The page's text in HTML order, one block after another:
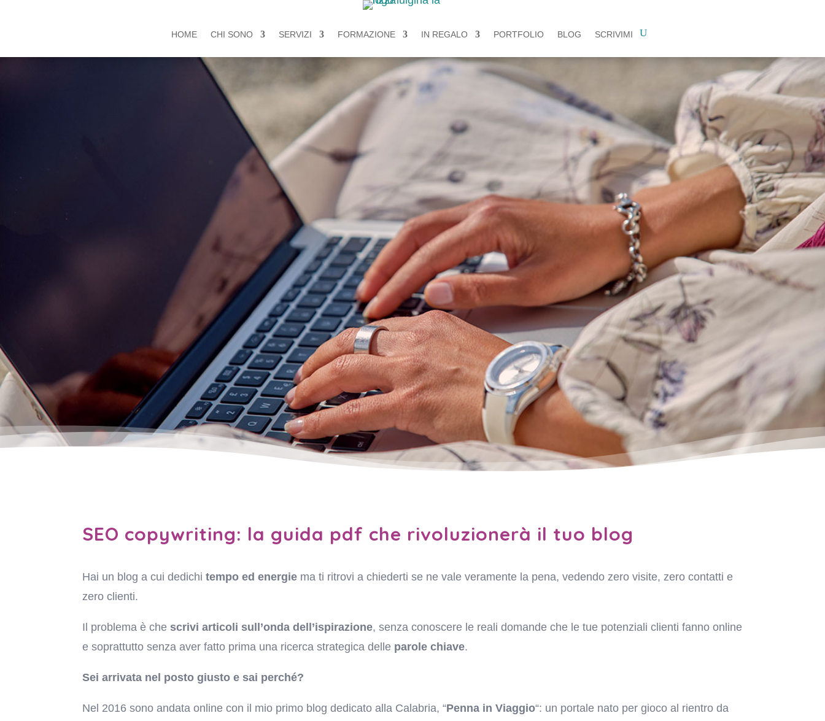
HOME CHI SONO SERVIZI FORMAZIONE IN REGALO PORTFOLIO BLOG SCRIVIMI
SEO copywriting: la guida pdf che rivoluzionerà il tuo blog
Hai un blog a cui dedichitempo ed energie ma ti ritrovi a chiederti se ne vale veramente la pena, vedendo zero visite, zero contatti e
zero clienti.
Il problema è che scrivi articoli sull’onda dell’ispirazione, senza conoscere le reali domande che le tue potenziali clienti fanno online
e soprattutto senza aver fatto prima una ricerca strategica delle parole chiave.
Sei arrivata nel posto giusto e sai perché?
Nel 2016 sono andata online con il mio primo blog dedicato alla Calabria, “Penna in Viaggio“: un portale nato per gioco al rientro da